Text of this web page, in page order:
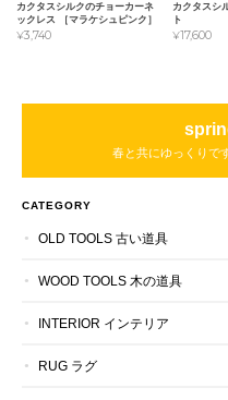
カクタスシルクのチョーカーネ
ックレス ［マラケシュピンク］
¥3,740
カクタスシ
ト
¥17,600
春と共にゆっくりで
CATEGORY
OLD TOOLS 古い道具
WOOD TOOLS 木の道具
INTERIOR インテリア
RUG ラグ